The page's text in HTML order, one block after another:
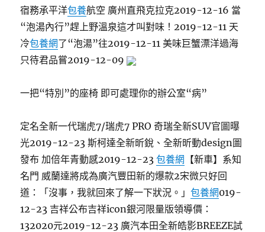
宿務承平洋包養航空 廣州直飛克拉克2019-12-16 當
“泡湯內行”趕上野溫泉這才叫對味！2019-12-11 天
冷包養網了“泡湯”往2019-12-11 美味巨蟹漂洋過海
只待君品嘗2019-12-09
一把“特別”的座椅 即可處理你的辦公室“病”
​定名全新一代瑞虎7/瑞虎7 PRO 奇瑞全新SUV官圖曝
光2019-12-23 斯柯達全新昕銳、全新昕動design圖
發布 加倍年青動感2019-12-23包養網
【新車】系知
名門 威蘭達將成為廣汽豐田新的爆款2宋微只好回
道：「沒事，我就回來了解一下狀況。」包養網019-
12-23 吉祥公布吉祥icon銀河限量版領導價：
132020元2019-12-23 ​廣汽本田全新皓影BREEZE試